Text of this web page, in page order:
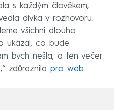
s každým člověkem,
dívka v rozhovoru.
všichni dlouho
ukázal, co bude
bych nešla, a ten večer
zdůraznila pro web